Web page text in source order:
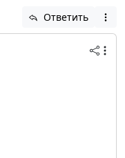
Ответить